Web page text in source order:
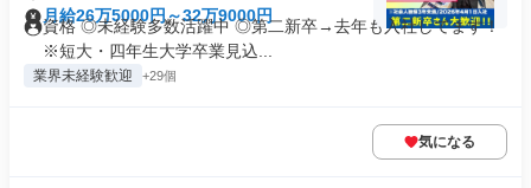
月給26万5000円～32万9000円
資格 ◎未経験多数活躍中 ◎第二新卒→去年も入社してます！
※短大・四年生大学卒業見込...
業界未経験歓迎 +29個
気になる